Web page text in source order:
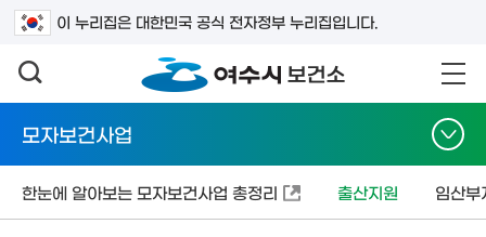
이 누리집은 대한민국 공식 전자정부 누리집입니다.
검색어를 입력하세요
모자보건사업
한눈에 알아보는 모자보건사업 총정리 출산지원 임산부